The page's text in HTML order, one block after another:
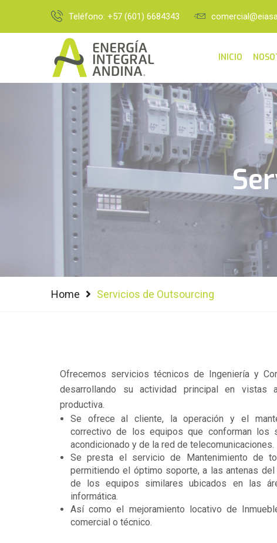
Teléfono: +57 (601) 6684343
INICIO
Home Servicios de Outsourcing
Ofrecemos servicios técnicos de Ingeniería y
desarrollando su actividad principal en
productiva.
Se ofrece al cliente, la operación y el
correctivo de los equipos que conforman los
acondicionado y de la red de telecomunicaciones.
Se presta el servicio de Mantenimiento de
permitiendo el óptimo soporte, a las antenas
de los equipos similares ubicados en las
informática.
Así como el mejoramiento locativo de
comercial o técnico.